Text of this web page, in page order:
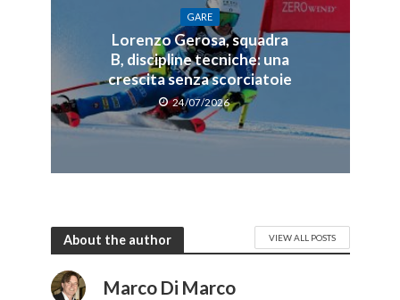
GARE
Lorenzo Gerosa, squadra
B, discipline tecniche: una
crescita senza scorciatoie
24/07/2026
About the author VIEW ALL POSTS
Marco Di Marco